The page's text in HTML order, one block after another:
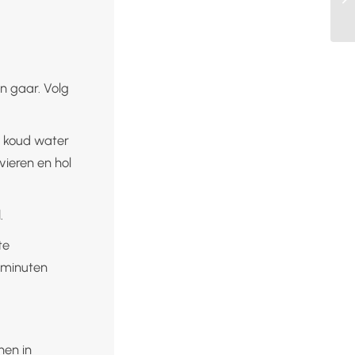
gaar. Volg
koud water
en hol
in